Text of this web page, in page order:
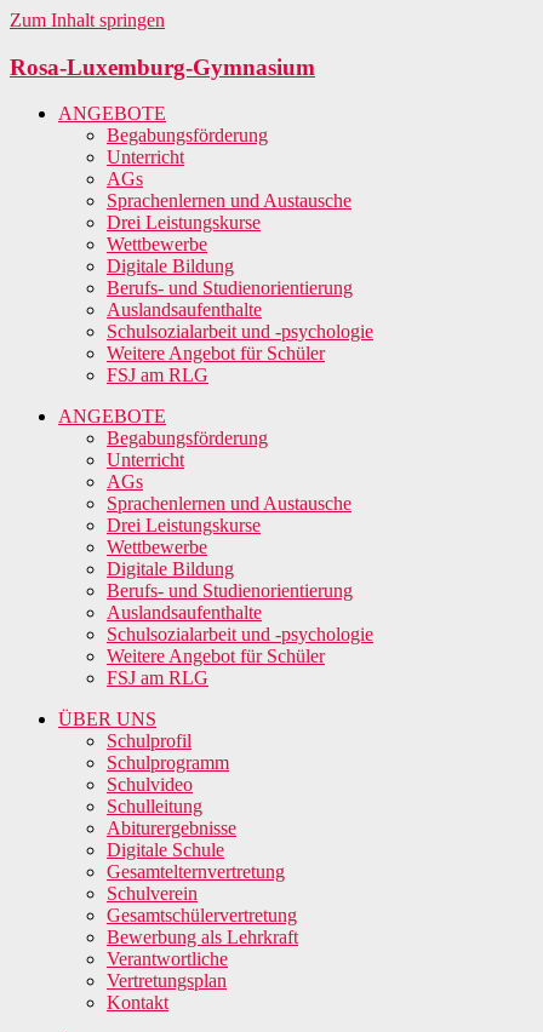
Zum Inhalt springen
Rosa-Luxemburg-Gymnasium
ANGEBOTE
Begabungsförderung
Unterricht
AGs
Sprachenlernen und Austausche
Drei Leistungskurse
Wettbewerbe
Digitale Bildung
Berufs- und Studienorientierung
Auslandsaufenthalte
Schulsozialarbeit und -psychologie
Weitere Angebot für Schüler
FSJ am RLG
ANGEBOTE
Begabungsförderung
Unterricht
AGs
Sprachenlernen und Austausche
Drei Leistungskurse
Wettbewerbe
Digitale Bildung
Berufs- und Studienorientierung
Auslandsaufenthalte
Schulsozialarbeit und -psychologie
Weitere Angebot für Schüler
FSJ am RLG
ÜBER UNS
Schulprofil
Schulprogramm
Schulvideo
Schulleitung
Abiturergebnisse
Digitale Schule
Gesamtelternvertretung
Schulverein
Gesamtschülervertretung
Bewerbung als Lehrkraft
Verantwortliche
Vertretungsplan
Kontakt